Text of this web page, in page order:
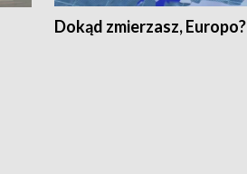
Dokąd zmierzasz, Europo?